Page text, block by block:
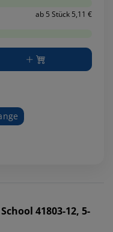
ab 5 Stück 5,11 €
41803-12, 5-